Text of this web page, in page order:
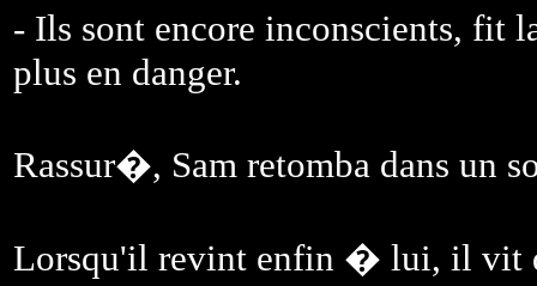
- Ils sont encore inconscients, fit
plus en danger.
Rassur�, Sam retomba dans un
Lorsqu'il revint enfin � lui, il vit